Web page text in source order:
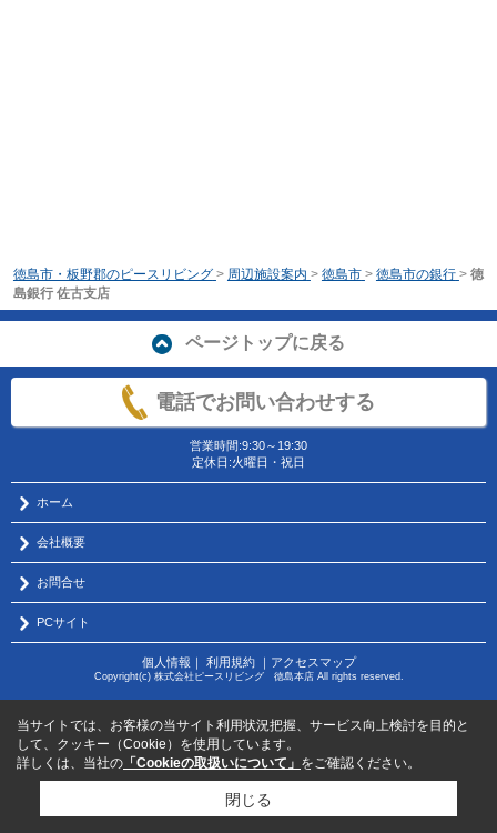
徳島市・板野郡のピースリビング > 周辺施設案内 > 徳島市 > 徳島市の銀行 > 徳
島銀行 佐古支店
ページトップに戻る
電話でお問い合わせする
営業時間:9:30～19:30
定休日:火曜日・祝日
ホーム
会社概要
お問合せ
PCサイト
個人情報 ｜ 利用規約｜ アクセスマップ
Copyright(c) 株式会社ピースリビング 徳島本店 All rights reserved.
当サイトでは、お客様の当サイト利用状況把握、サービス向上検討を目的と
して、クッキー（Cookie）を使用しています。
詳しくは、当社の 「Cookieの取扱いについて」 をご確認ください。
閉じる